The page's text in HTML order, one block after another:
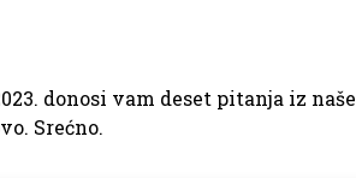
donosi vam deset pitanja iz
Srećno.